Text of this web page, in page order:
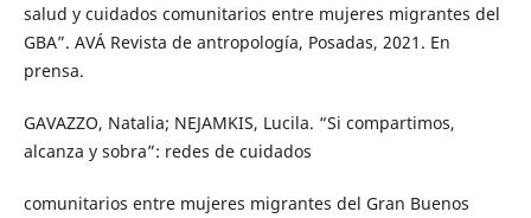
salud y cuidados comunitarios entre mujeres migrantes del
GBA”. AVÁ Revista de antropología, Posadas, 2021. En
prensa.
GAVAZZO, Natalia; NEJAMKIS, Lucila. “Si compartimos,
alcanza y sobra”: redes de cuidados
comunitarios entre mujeres migrantes del Gran Buenos